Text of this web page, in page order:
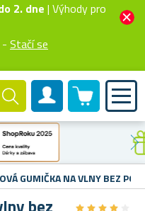
2. dne | Výhody pro
- Stačí se
Zákaznický účet
0 produktů
GUMIČKA NA VLNY BEZ